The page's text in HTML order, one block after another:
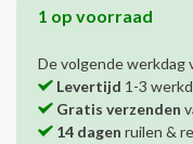
1 op voorraad
De volgende werkdag
Levertijd 1-3
Gratis verzenden
14 dagen ruilen &